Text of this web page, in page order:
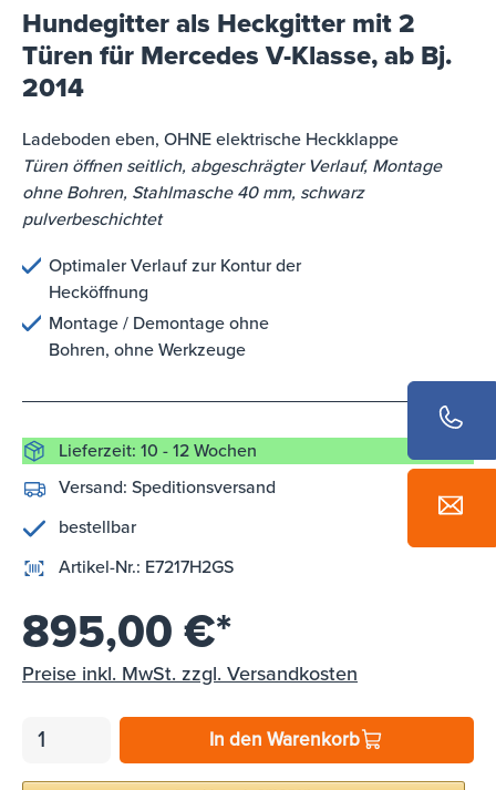
Hundegitter als Heckgitter mit 2
Türen für Mercedes V-Klasse, ab Bj.
2014
Ladeboden eben, OHNE elektrische Heckklappe
Türen öffnen seitlich, abgeschrägter Verlauf, Montage
ohne Bohren, Stahlmasche 40 mm, schwarz
pulverbeschichtet
Optimaler Verlauf zur Kontur der
Hecköffnung
Montage / Demontage ohne
Bohren, ohne Werkzeuge
Lieferzeit: 10 - 12 Wochen
Versand: Speditionsversand
bestellbar
Artikel-Nr.: E7217H2GS
895,00 €*
Preise inkl. MwSt. zzgl. Versandkosten
In den Warenkorb